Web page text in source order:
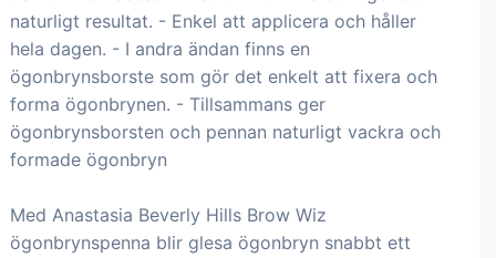
naturligt resultat. - Enkel att applicera och håller
hela dagen. - I andra ändan finns en
ögonbrynsborste som gör det enkelt att fixera och
forma ögonbrynen. - Tillsammans ger
ögonbrynsborsten och pennan naturligt vackra och
formade ögonbryn
Med Anastasia Beverly Hills Brow Wiz
ögonbrynspenna blir glesa ögonbryn snabbt ett